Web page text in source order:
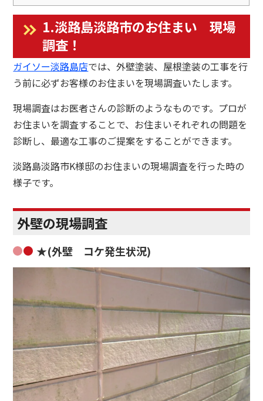
1.淡路島淡路市のお住まい 現場
調査！
ガイソー淡路島店では、外壁塗装、屋根塗装の工事を行
う前に必ずお客様のお住まいを現場調査いたします。
現場調査はお医者さんの診断のようなものです。プロが
お住まいを調査することで、お住まいそれぞれの問題を
診断し、最適な工事のご提案をすることができます。
淡路島淡路市K様邸のお住まいの現場調査を行った時の
様子です。
外壁の現場調査
★(外壁 コケ発生状況)